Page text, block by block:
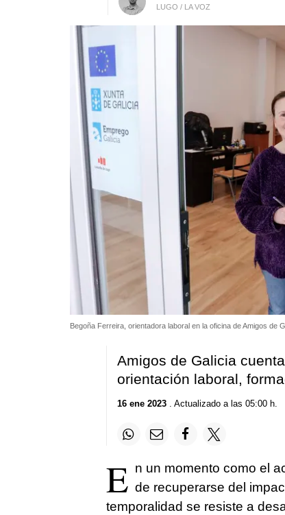
LUGO / LA VOZ
Begoña Ferreira, orientadora laboral en la oficina de Amigos de
Amigos de Galicia
orientación laboral,
16 ene 2023. Actualizado a las 05:00 h.
E n un momento como el
de recuperarse del
temporalidad se resiste a